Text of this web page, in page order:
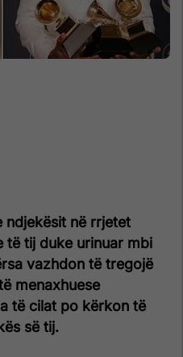
ndjekësit në rrjetet
të tij duke urinuar mbi
vazhdon të tregojë
menaxhuese
të cilat po kërkon të
së tij.